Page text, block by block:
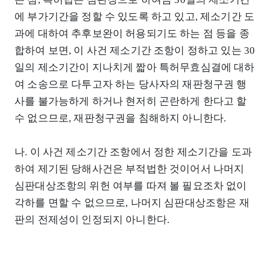
에 부가기간을 정할 수 있도록 하고 있고, 제소기간 도
과에 대하여 추후보완이 허용되기도 하는 점 등을 종
합하여 보면, 이 사건 제소기간 조항이 정하고 있는 30
일의 제소기간이 지나치게 짧아 특허무효심결에 대하
여 소송으로 다투고자 하는 당사자의 재판청구권 행
사를 불가능하게 하거나 현저히 곤란하게 한다고 할
수 없으므로, 재판청구권을 침해하지 아니한다.
나. 이 사건 제소기간 조항에서 정한 제소기간을 도과
하여 제기된 당해사건은 부적법한 것이어서 나머지
심판대상조항의 위헌 여부를 따져 볼 필요조차 없이
각하를 면할 수 없으므로, 나머지 심판대상조항은 재
판의 전제성이 인정되지 아니한다.